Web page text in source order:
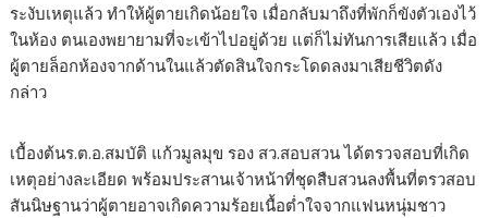
ระงับเหตุแล้ว ทำให้ผู้ตายเกิดน้อยใจ เมื่อกลับมาถึงที่พักก็ขังตัวเองไว้
ในห้อง ตนเองพยายามที่จะเข้าไปอยู่ด้วย แต่ก็ไม่ทันการเสียแล้ว เมื่อ
ผู้ตายล็อกห้องจากด้านในแล้วตัดสินใจกระโดดลงมาเสียชีวิตดัง
กล่าว
เบื้องต้นร.ต.อ.สมบัติ แก้วมูลมุข รอง สว.สอบสวน ได้ตรวจสอบที่เกิด
เหตุอย่างละเอียด พร้อมประสานเจ้าหน้าที่ชุดสืบสวนลงพื้นที่ตรวสอบ
สันนิษฐานว่าผู้ตายอาจเกิดความร้อยเนื้อต่ำใจจากแฟนหนุ่มชาว